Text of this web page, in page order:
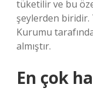
tüketilir ve bu
şeylerden biridir.
Kurumu
almıştır.
En çok